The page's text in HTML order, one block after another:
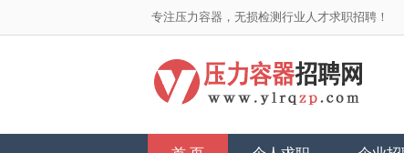
专注压力容器，无损检测行业人才求职招聘！